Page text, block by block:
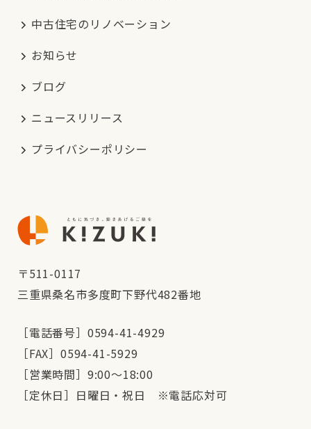
〒511-0117
三重県桑名市多度町下野代482番地
［電話番号］0594-41-4929
［FAX］0594-41-5929
［営業時間］9:00～18:00
［定休日］日曜日・祝日 ※電話応対可
中古住宅のリノベーション
お知らせ
ブログ
ニュースリリース
プライバシーポリシー